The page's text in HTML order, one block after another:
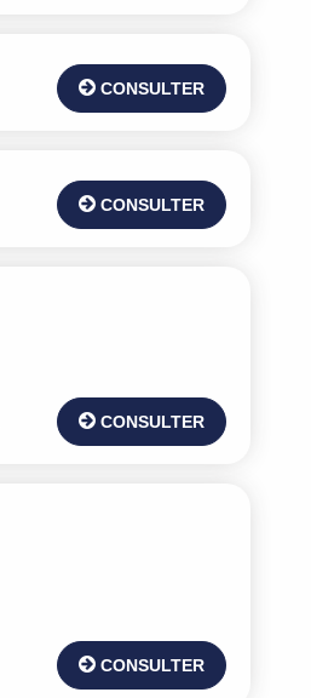
CONSULTER
CONSULTER
CONSULTER
CONSULTER